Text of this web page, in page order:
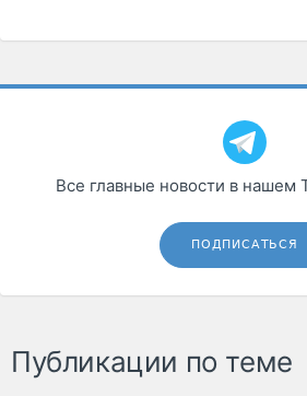
Все главные новости в нашем
ПОДПИСАТЬСЯ
Публикации по теме